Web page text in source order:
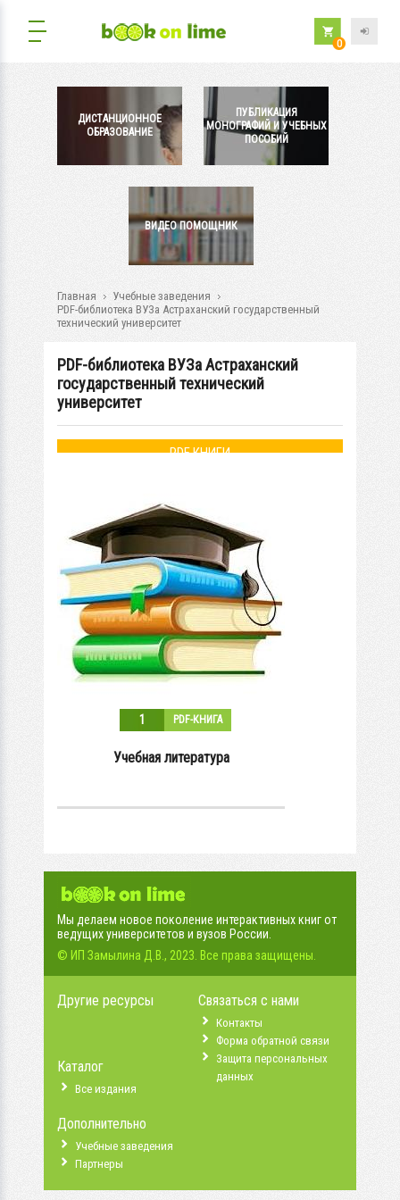
0
ДИСТАНЦИОННОЕ
ОБРАЗОВАНИЕ
ПУБЛИКАЦИЯ
МОНОГРАФИЙ И УЧЕБНЫХ
ПОСОБИЙ
ВИДЕО ПОМОЩНИК
Главная
Учебные заведения
PDF-библиотека ВУЗа Астраханский государственный
технический университет
PDF-библиотека ВУЗа Астраханский
государственный технический
университет
PDF КНИГИ
1 PDF-КНИГА
Учебная литература
Мы делаем новое поколение интерактивных книг от
ведущих университетов и вузов России.
© ИП Замылина Д.В., 2023. Все права защищены.
Другие ресурсы
Каталог
Все издания
Дополнительно
Учебные заведения
Партнеры
Связаться с нами
Контакты
Форма обратной связи
Защита персональных
данных